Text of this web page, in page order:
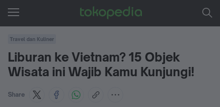
Travel dan Kuliner
Liburan ke Vietnam? 15 Objek
Wisata ini Wajib Kamu Kunjungi!
Share